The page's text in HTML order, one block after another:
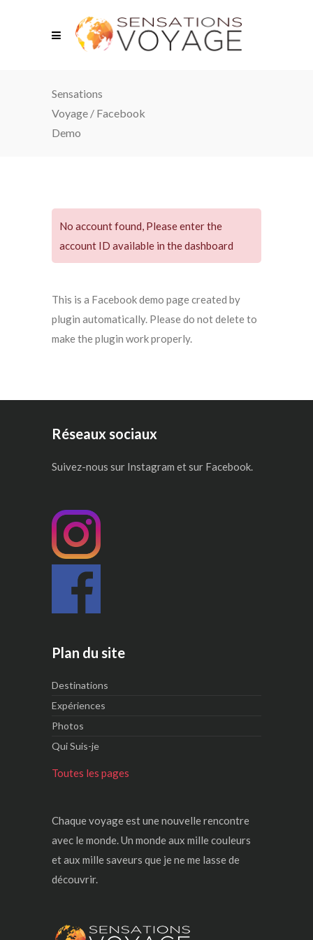
Sensations
Voyage / Facebook
Demo
No account found, Please enter the
account ID available in the dashboard
This is a Facebook demo page created by
plugin automatically. Please do not delete to
make the plugin work properly.
Réseaux sociaux
Suivez-nous sur Instagram et sur Facebook.
Plan du site
Destinations
Expériences
Photos
Qui Suis-je
Toutes les pages
Chaque voyage est une nouvelle rencontre
avec le monde. Un monde aux mille couleurs
et aux mille saveurs que je ne me lasse de
découvrir.